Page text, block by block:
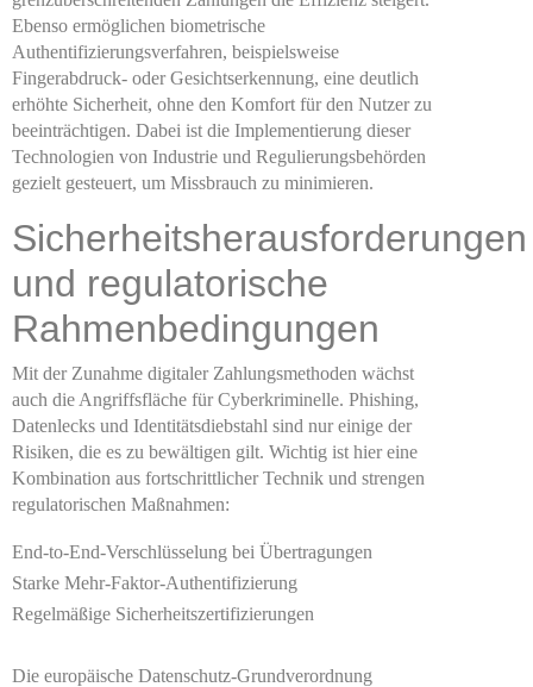
Ebenso ermöglichen biometrische
Authentifizierungsverfahren, beispielsweise
Fingerabdruck- oder Gesichtserkennung, eine deutlich
erhöhte Sicherheit, ohne den Komfort für den Nutzer zu
beeinträchtigen. Dabei ist die Implementierung dieser
Technologien von Industrie und Regulierungsbehörden
gezielt gesteuert, um Missbrauch zu minimieren.
Sicherheitsherausforderungen
und regulatorische
Rahmenbedingungen
Mit der Zunahme digitaler Zahlungsmethoden wächst
auch die Angriffsfläche für Cyberkriminelle. Phishing,
Datenlecks und Identitätsdiebstahl sind nur einige der
Risiken, die es zu bewältigen gilt. Wichtig ist hier eine
Kombination aus fortschrittlicher Technik und strengen
regulatorischen Maßnahmen:
End-to-End-Verschlüsselung bei Übertragungen
Starke Mehr-Faktor-Authentifizierung
Regelmäßige Sicherheitszertifizierungen
Die europäische Datenschutz-Grundverordnung